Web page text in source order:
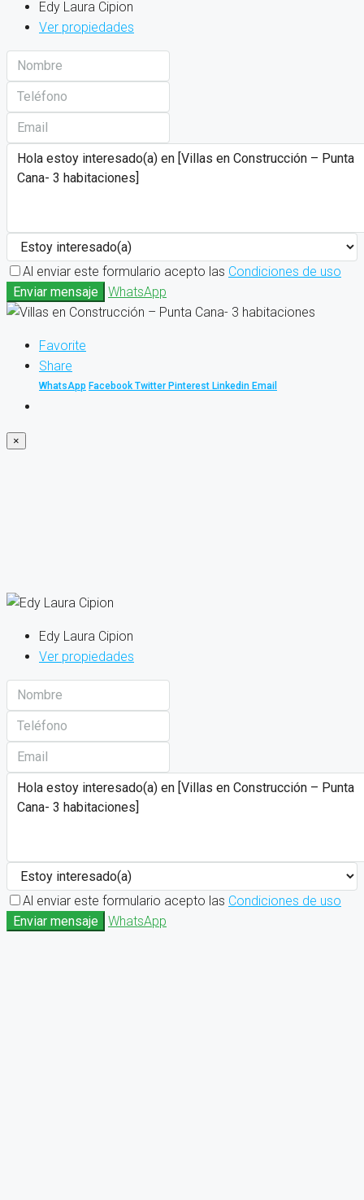
Edy Laura Cipion
Ver propiedades
Al enviar este formulario acepto las Condiciones de uso
Enviar mensaje
WhatsApp
Favorite
Share
WhatsApp Facebook Twitter Pinterest Linkedin Email
×
Edy Laura Cipion
Ver propiedades
Al enviar este formulario acepto las Condiciones de uso
Enviar mensaje
WhatsApp